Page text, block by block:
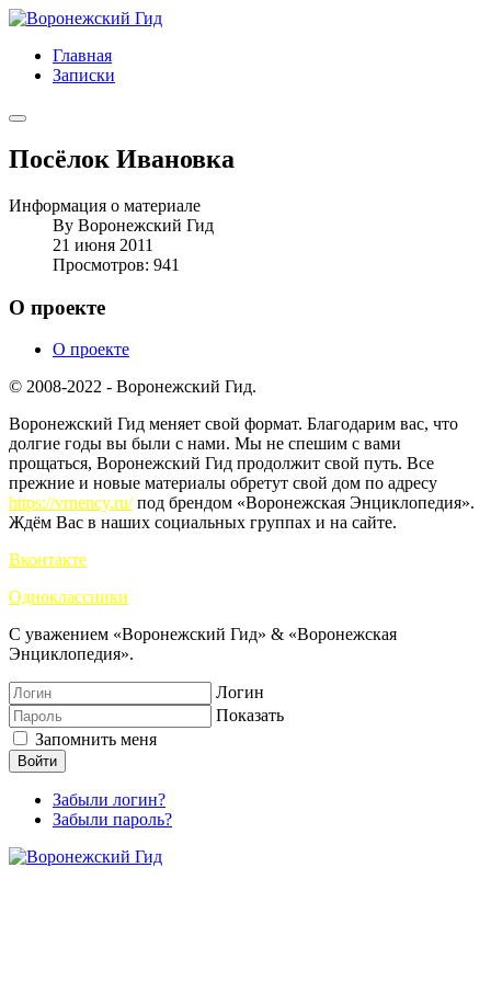
Главная
Записки
Посёлок Ивановка
Информация о материале
By Воронежский Гид
21 июня 2011
Просмотров: 941
О проекте
О проекте
© 2008-2022 - Воронежский Гид.
Воронежский Гид меняет свой формат. Благодарим вас, что
долгие годы вы были с нами. Мы не спешим с вами
прощаться, Воронежский Гид продолжит свой путь. Все
прежние и новые материалы обретут свой дом по адресу
https://vrnency.ru/под брендом «Воронежская Энциклопедия».
Ждём Вас в наших социальных группах и на сайте.
Вконтакте
Одноклассники
С уважением «Воронежский Гид» & «Воронежская
Энциклопедия».
Логин
Показать
Запомнить меня
Войти
Забыли логин?
Забыли пароль?